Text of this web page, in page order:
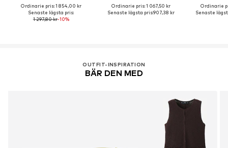
Ordinarie pris: 1 854,00 kr
Senaste lägsta pris:
1 297,80 kr-10%
Ordinarie pris: 1 067,50 kr
Senaste lägsta pris:907,38 kr
Ordinarie
Senaste
OUTFIT-INSPIRATION
BÄR DEN MED